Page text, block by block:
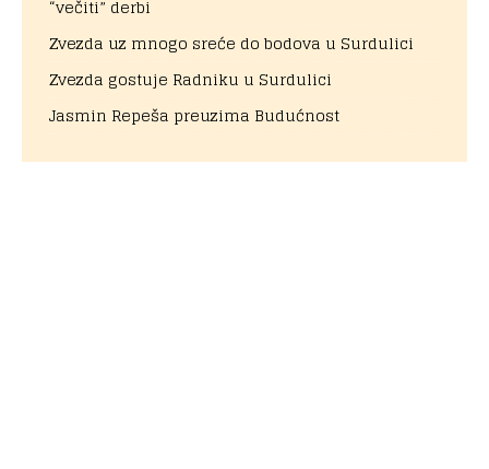
“večiti” derbi
Zvezda uz mnogo sreće do bodova u Surdulici
Zvezda gostuje Radniku u Surdulici
Jasmin Repeša preuzima Budućnost